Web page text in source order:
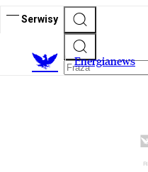
Serwisy
Energianews